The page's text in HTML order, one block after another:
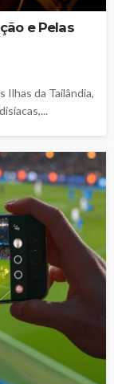
e Pelas
Ilhas da Tailândia,